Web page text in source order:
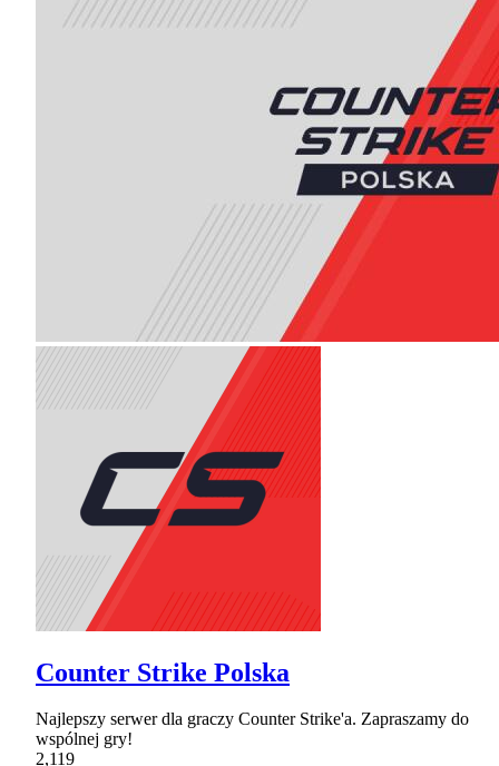
Counter Strike Polska
Najlepszy serwer dla graczy Counter Strike'a. Zapraszamy do
wspólnej gry!
2,119